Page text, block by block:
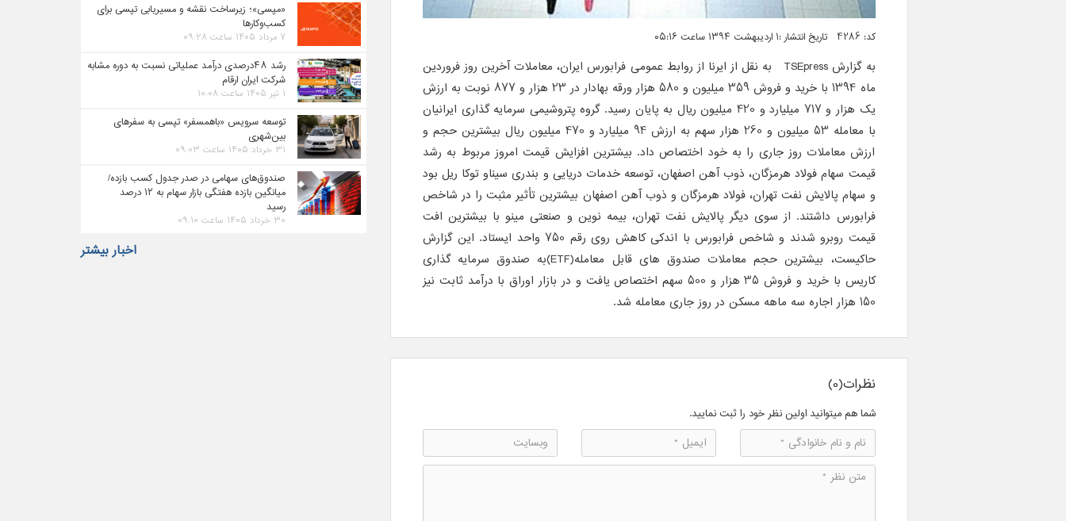
کد: 4286 تاریخ انتشار :۱ اردیبهشت ۱۳۹۴ ساعت ۰۵:۱۶
به گزارشTSEpress
به نقل از ایرنا از روابط عمومی فرابورس ایران، معاملات آخرین روز فروردین
ماه 1394 با خرید و فروش 359 میلیون و 580 هزار ورقه بهادار در 23 هزار و 877 نوبت به ارزش
یک هزار و 717 میلیارد و 420 میلیون ریال به پایان رسید. گروه پتروشیمی سرمایه گذاری ایرانیان
با معامله 53 میلیون و 260 هزار سهم به ارزش 94 میلیارد و 470 میلیون ریال بیشترین حجم و
ارزش معاملات روز جاری را به خود اختصاص داد. بیشترین افزایش قیمت امروز مربوط به رشد
قیمت سهام فولاد هرمزگان، ذوب آهن اصفهان، توسعه خدمات دریایی و بندری سیناو توکا ریل بود
و سهام پالایش نفت تهران، فولاد هرمزگان و ذوب آهن اصفهان بیشترین تأثیر مثبت را در شاخص
فرابورس داشتند. از سوی دیگر پالایش نفت تهران، بیمه نوین و صنعتی مینو با بیشترین افت
قیمت روبرو شدند و شاخص فرابورس با اندکی کاهش روی رقم 750 واحد ایستاد. این گزارش
حاکیست، بیشترین حجم معاملات صندوق های قابل معامله(ETF)به صندوق سرمایه گذاری
کاریس با خرید و فروش 35 هزار و 500 سهم اختصاص یافت و در بازار اوراق با درآمد ثابت نیز
150 هزار اجاره سه ماهه مسکن در روز جاری معامله شد.
نظرات(0)
شما هم میتوانید اولین نظر خود را ثبت نمایید.
«مپسی»؛ زیرساخت نقشه و مسیریابی تپسی برای
کسب‌وکارها
۷ مرداد ۱۴۰۵ ساعت ۰۹:۲۸
رشد ۴۸درصدی درآمد عملیاتی نسبت به دوره مشابه
شرکت ایران ارقام
۱ تیر ۱۴۰۵ ساعت ۱۰:۰۸
توسعه سرویس «باهمسفر» تپسی به سفرهای
بین‌شهری
۳۱ خرداد ۱۴۰۵ ساعت ۰۹:۰۳
صندوق‌های سهامی در صدر جدول کسب بازده/
میانگین بازده هفتگی بازار سهام به ۱۲ درصد
رسید
۳۰ خرداد ۱۴۰۵ ساعت ۰۹:۱۰
اخبار بیشتر